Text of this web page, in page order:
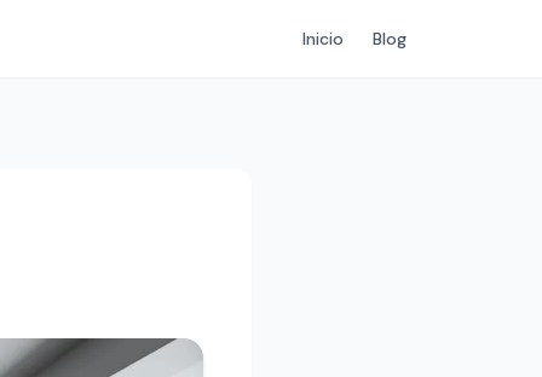
Inicio Blog